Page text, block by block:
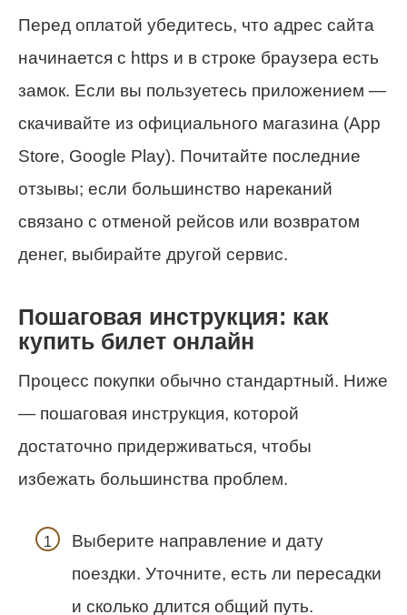
Перед оплатой убедитесь, что адрес сайта
начинается с https и в строке браузера есть
замок. Если вы пользуетесь приложением —
скачивайте из официального магазина (App
Store, Google Play). Почитайте последние
отзывы; если большинство нареканий
связано с отменой рейсов или возвратом
денег, выбирайте другой сервис.
Пошаговая инструкция: как
купить билет онлайн
Процесс покупки обычно стандартный. Ниже
— пошаговая инструкция, которой
достаточно придерживаться, чтобы
избежать большинства проблем.
Выберите направление и дату
поездки. Уточните, есть ли пересадки
и сколько длится общий путь.